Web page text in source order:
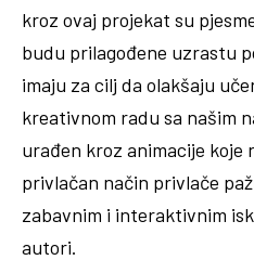
kroz ovaj projekat su
budu prilagođene uzrastu
imaju za cilj da olakšaju
kreativnom radu sa našim
urađen kroz animacije koje
privlačan način privlače
zabavnim i interaktivnim
autori.